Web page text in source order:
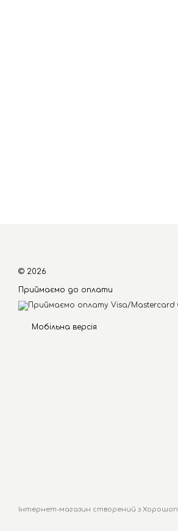
© 2026
Приймаємо до оплати
Мобільна версія
Інтернет-магазин створений з Хорошоп